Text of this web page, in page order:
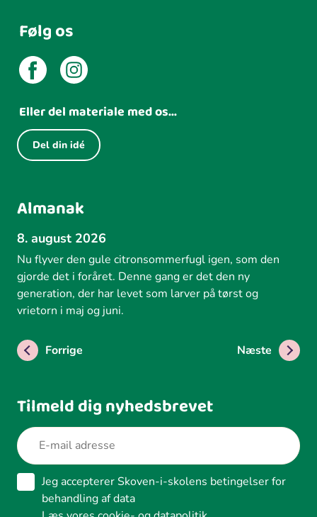
Følg os
Eller del materiale med os...
Del din idé
Almanak
8. august 2026
Nu flyver den gule citronsommerfugl igen, som den
gjorde det i foråret. Denne gang er det den ny
generation, der har levet som larver på tørst og
vrietorn i maj og juni.
Forrige Næste
Tilmeld dig nyhedsbrevet
Jeg accepterer Skoven-i-skolens betingelser for
behandling af data